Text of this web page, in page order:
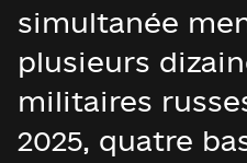
simultanée
plusieurs
militaires
2025, quatre